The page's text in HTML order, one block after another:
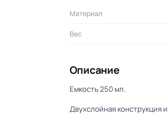
Материал
Вес
Описание
Емкость 250 мл.
Двухслойная конструкция